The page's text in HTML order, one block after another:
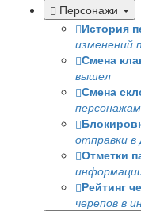
Персонажи
История
изменений
Смена
вышел
Смена
отправки в
Отметки
Рейтинг
черепов в